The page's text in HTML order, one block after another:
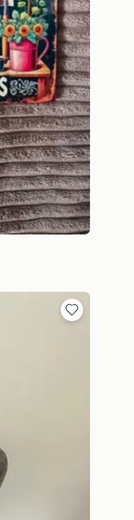
Toevoegen